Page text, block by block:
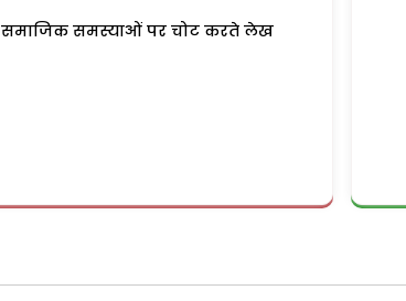
समाजिक समस्याओं पर चोट करते लेख